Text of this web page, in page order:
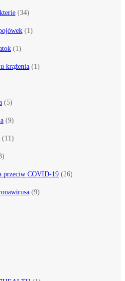
(34)
(1)
(1)
krążenia (1)
(5)
(9)
(11)
przeciw COVID-19 (26)
(9)